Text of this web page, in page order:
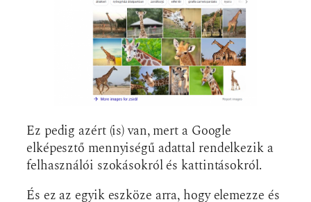
Ez pedig azért (is) van, mert a Google
elképesztő mennyiségű adattal rendelkezik a
felhasználói szokásokról és kattintásokról.
És ez az egyik eszköze arra, hogy elemezze és